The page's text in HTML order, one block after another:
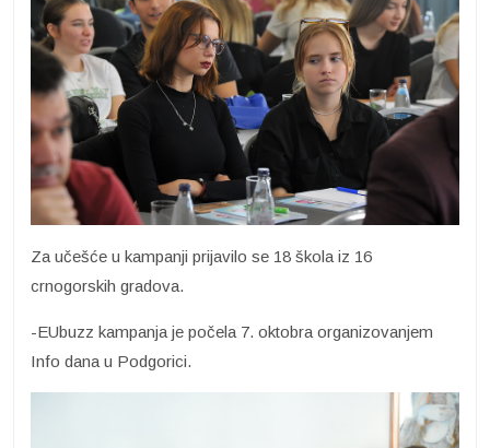
Za učešće u kampanji prijavilo se 18 škola iz 16
crnogorskih gradova.
-EUbuzz kampanja je počela 7. oktobra organizovanjem
Info dana u Podgorici.